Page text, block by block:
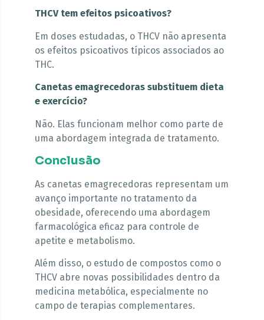
THCV tem efeitos psicoativos?
Em doses estudadas, o THCV não apresenta
os efeitos psicoativos típicos associados ao
THC.
Canetas emagrecedoras substituem dieta
e exercício?
Não. Elas funcionam melhor como parte de
uma abordagem integrada de tratamento.
Conclusão
As canetas emagrecedoras representam um
avanço importante no tratamento da
obesidade, oferecendo uma abordagem
farmacológica eficaz para controle de
apetite e metabolismo.
Além disso, o estudo de compostos como o
THCV abre novas possibilidades dentro da
medicina metabólica, especialmente no
campo de terapias complementares.